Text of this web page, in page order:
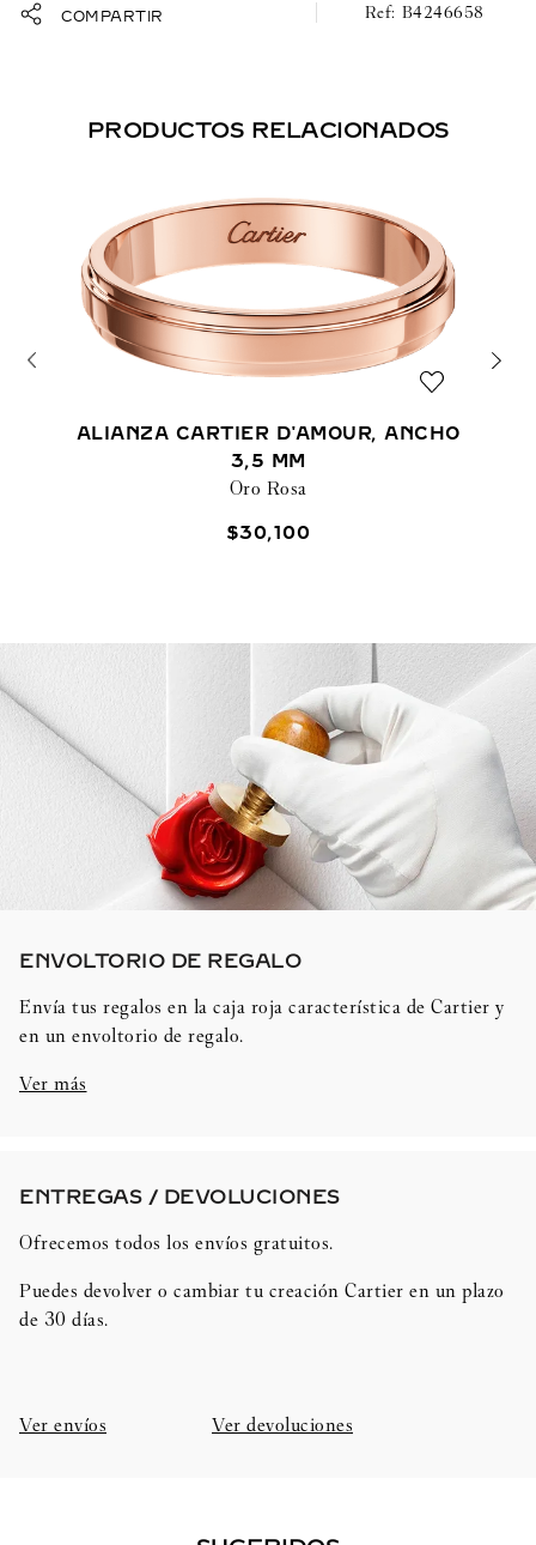
COMPARTIR B4246658
PRODUCTOS RELACIONADOS
ALIANZA CARTIER D'AMOUR, ANCHO
3,5 MM
Oro Rosa
$30,100
ENVOLTORIO DE REGALO​
Envía tus regalos en la caja roja característica de Cartier y
en un envoltorio de regalo.
Ver más
ENTREGAS / DEVOLUCIONES​
Ofrecemos todos los envíos gratuitos.
Puedes devolver o cambiar tu creación Cartier en un plazo
de 30 días.​
Ver envíos Ver devoluciones